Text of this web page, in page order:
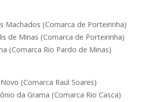
Machados (Comarca de Porteirinha)
de Minas (Comarca de Porteirinha)
(Comarca Rio Pardo de Minas)
(Comarca Raul Soares)
da Grama (Comarca Rio Casca)